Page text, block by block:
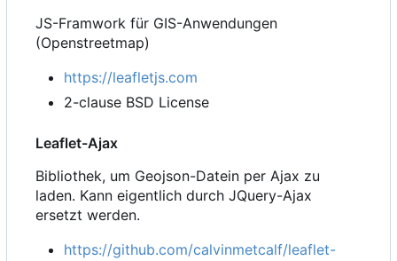
JS-Framwork für GIS-Anwendungen
(Openstreetmap)
https://leafletjs.com
2-clause BSD License
Leaflet-Ajax
Bibliothek, um Geojson-Datein per Ajax zu
laden. Kann eigentlich durch JQuery-Ajax
ersetzt werden.
https://github.com/calvinmetcalf/leaflet-